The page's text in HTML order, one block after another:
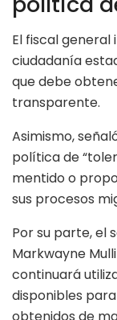
El fiscal general
ciudadanía
que debe
transparente.
Asimismo,
política de
mentido o
sus procesos
Por su parte, el
Markwayne
continuará
disponibles